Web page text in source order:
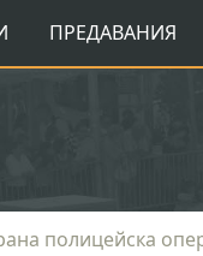
ПРЕДАВАНИЯ
полицейска